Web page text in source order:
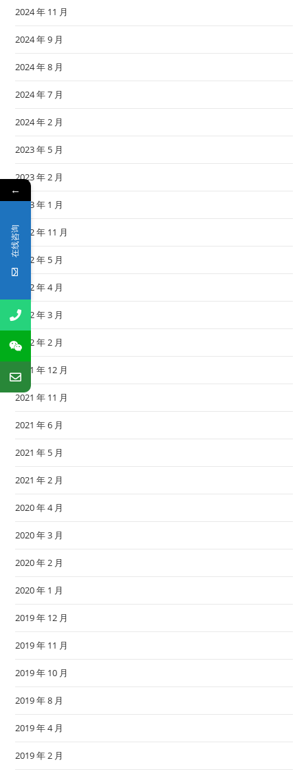
2024 年 11 月
2024 年 9 月
2024 年 8 月
2024 年 7 月
2024 年 2 月
2023 年 5 月
2023 年 2 月
2023 年 1 月
2022 年 11 月
2022 年 5 月
2022 年 4 月
2022 年 3 月
2022 年 2 月
2021 年 12 月
2021 年 11 月
2021 年 6 月
2021 年 5 月
2021 年 2 月
2020 年 4 月
2020 年 3 月
2020 年 2 月
2020 年 1 月
2019 年 12 月
2019 年 11 月
2019 年 10 月
2019 年 8 月
2019 年 4 月
2019 年 2 月
←
在线咨询